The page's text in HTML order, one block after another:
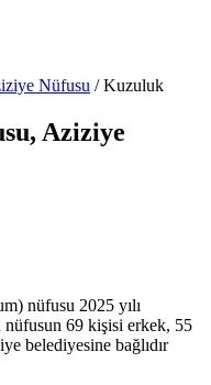
Nüfusu /Kuzuluk
Aziziye
nüfusu 2025 yılı
69 kişisi erkek, 55
belediyesine bağlıdır